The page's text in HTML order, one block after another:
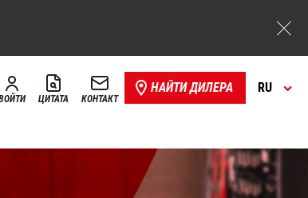
ЦИТАТА КОНТАКТ
НАЙТИ ДИЛЕРА RU